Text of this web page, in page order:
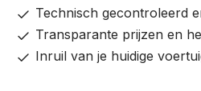
Technisch gecontroleerd
Transparante prijzen en
Inruil van je huidige